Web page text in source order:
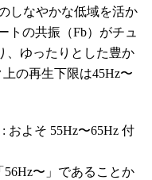
しなやかな低域を活か
トの共振（Fb）がチュ
、ゆったりとした豊か
の再生下限は45Hz〜
およそ 55Hz〜65Hz 付
〜」であることか